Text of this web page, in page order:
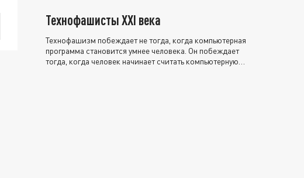
Технофашисты XXI века
Технофашизм побеждает не тогда, когда компьютерная
программа становится умнее человека. Он побеждает
тогда, когда человек начинает считать компьютерную